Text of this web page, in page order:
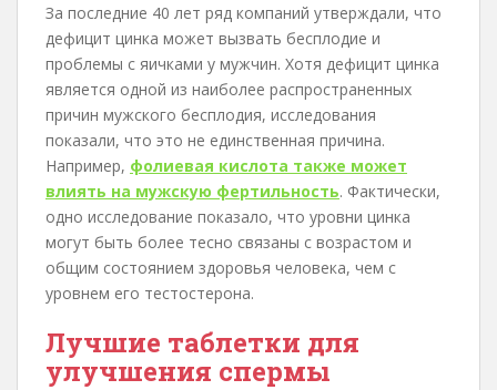
За последние 40 лет ряд компаний утверждали, что
дефицит цинка может вызвать бесплодие и
проблемы с яичками у мужчин. Хотя дефицит цинка
является одной из наиболее распространенных
причин мужского бесплодия, исследования
показали, что это не единственная причина.
Например, фолиевая кислота также может
влиять на мужскую фертильность. Фактически,
одно исследование показало, что уровни цинка
могут быть более тесно связаны с возрастом и
общим состоянием здоровья человека, чем с
уровнем его тестостерона.
Лучшие таблетки для
улучшения спермы